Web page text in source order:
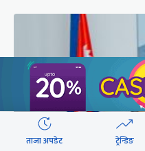
ताजा अपडेट ट्रेन्डिङ